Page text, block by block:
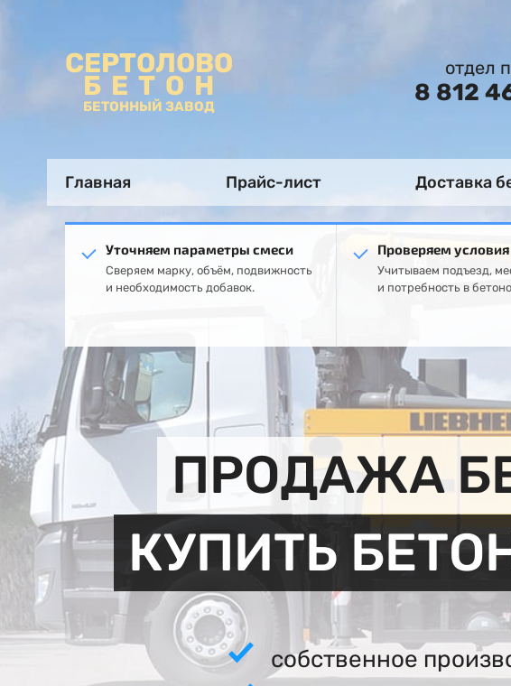
СЕРТОЛОВО
БЕТОН
БЕТОННЫЙ ЗАВОД
отдел
8 812
Главная Прайс-лист Доставка
Уточняем параметры смеси
Сверяем марку, объём, подвижность
и необходимость добавок.
Проверяем
Учитываем подъезд,
и потребность в
ПРОДАЖА
КУПИТЬ
собственное